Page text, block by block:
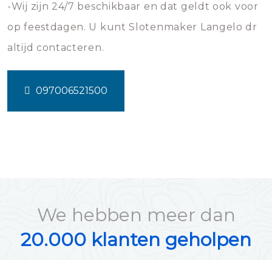
-Wij zijn 24/7 beschikbaar en dat geldt ook voor
op feestdagen. U kunt Slotenmaker Langelo dr
altijd contacteren.
097006521500
We hebben meer dan
20.000 klanten geholpen